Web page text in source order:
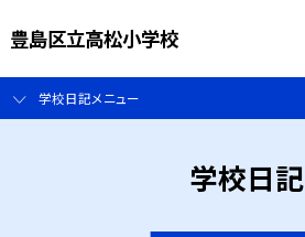
豊島区立高松小学校
学校日記メニュー
学校日記